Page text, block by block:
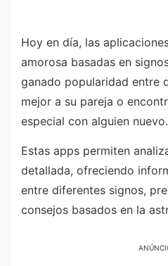
Hoy en día, las
amorosa basadas en
ganado popularidad entre
mejor a su pareja o
especial con alguien nuevo.
Estas apps permiten
detallada, ofreciendo
entre diferentes signos,
consejos basados en la